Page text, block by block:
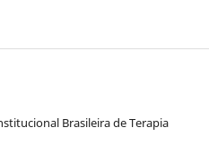
Brasileira de Terapia